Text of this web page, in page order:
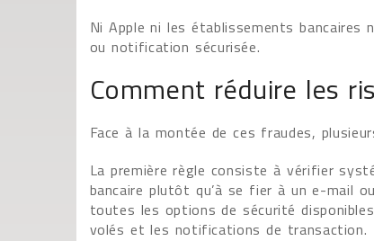
Ni Apple ni les établissements bancaires
ou notification sécurisée.
Comment réduire les
Face à la montée de ces fraudes,
La première règle consiste à vérifier
bancaire plutôt qu’à se fier à un e-mail
toutes les options de sécurité
volés et les notifications de transaction.